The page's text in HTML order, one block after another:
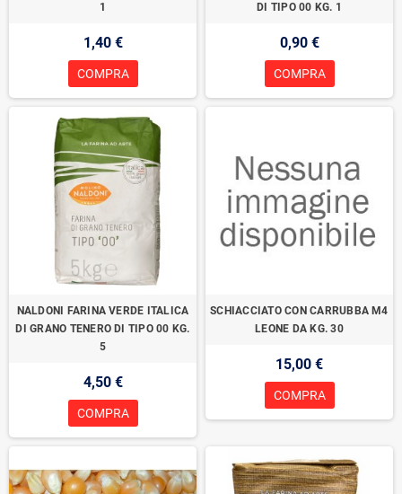
1
1,40 €
COMPRA
DI TIPO 00 KG. 1
0,90 €
COMPRA
NALDONI FARINA VERDE ITALICA
DI GRANO TENERO DI TIPO 00 KG.
5
4,50 €
COMPRA
SCHIACCIATO CON CARRUBBA M4
LEONE DA KG. 30
15,00 €
COMPRA